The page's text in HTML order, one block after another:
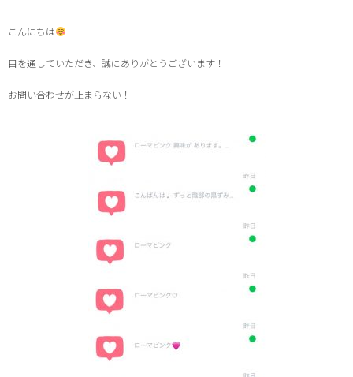
こんにちは
目を通していただき、誠にありがとうございます！
お問い合わせが止まらない！